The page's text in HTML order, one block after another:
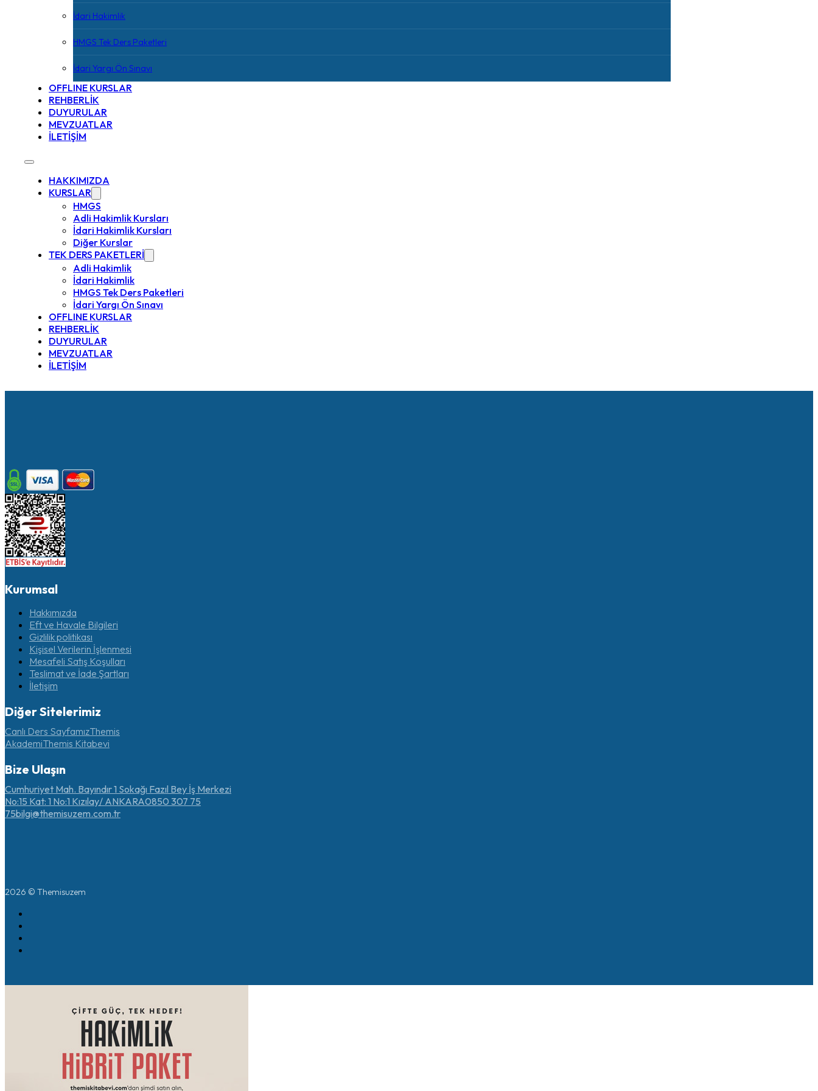
İdari Hakimlik
HMGS Tek Ders Paketleri
İdari Yargı Ön Sınavı
OFFLINE KURSLAR
REHBERLİK
DUYURULAR
MEVZUATLAR
İLETİŞİM
HAKKIMIZDA
KURSLAR
HMGS
Adli Hakimlik Kursları
İdari Hakimlik Kursları
Diğer Kurslar
TEK DERS PAKETLERİ
Adli Hakimlik
İdari Hakimlik
HMGS Tek Ders Paketleri
İdari Yargı Ön Sınavı
OFFLINE KURSLAR
REHBERLİK
DUYURULAR
MEVZUATLAR
İLETİŞİM
Kurumsal
Hakkımızda
Eft ve Havale Bilgileri
Gizlilik politikası
Kişisel Verilerin İşlenmesi
Mesafeli Satış Koşulları
Teslimat ve İade Şartları
İletişim
Diğer Sitelerimiz
Canlı Ders SayfamızThemis
AkademiThemis Kitabevi
Bize Ulaşın
Cumhuriyet Mah. Bayındır 1 Sokağı Fazıl Bey İş Merkezi
No:15 Kat: 1 No:1 Kızılay/ ANKARA0850 307 75
75bilgi@themisuzem.com.tr
2026 © Themisuzem